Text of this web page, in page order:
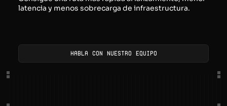
latencia y menos sobrecarga de infraestructura.
Habla con nuestro equipo